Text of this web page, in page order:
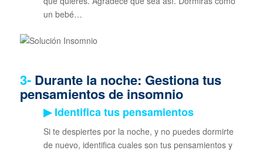
un bebé…
3- Durante la noche: Gestiona tus
pensamientos de insomnio
▶ Identifica tus pensamientos
Si te despiertes por la noche, y no puedes dormirte
de nuevo, identifica cuales son tus pensamientos y